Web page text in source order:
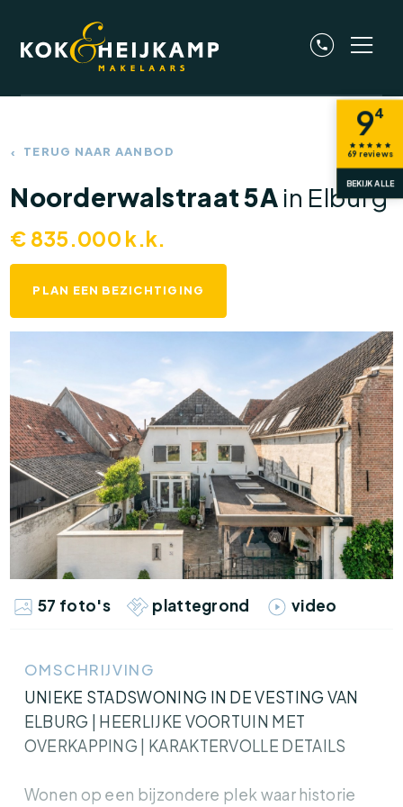
94
69reviews
BEKIJK ALLE
TERUG NAAR AANBOD
Noorderwalstraat 5A in Elburg
€ 835.000 k.k.
PLAN EEN BEZICHTIGING
57 foto's plattegrond video
OMSCHRIJVING
UNIEKE STADSWONING IN DE VESTING VAN
ELBURG | HEERLIJKE VOORTUIN MET
OVERKAPPING | KARAKTERVOLLE DETAILS
Wonen op een bijzondere plek waar historie